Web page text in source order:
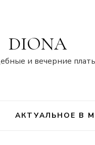
DIONA
и вечерние
АКТУАЛЬНОЕ В